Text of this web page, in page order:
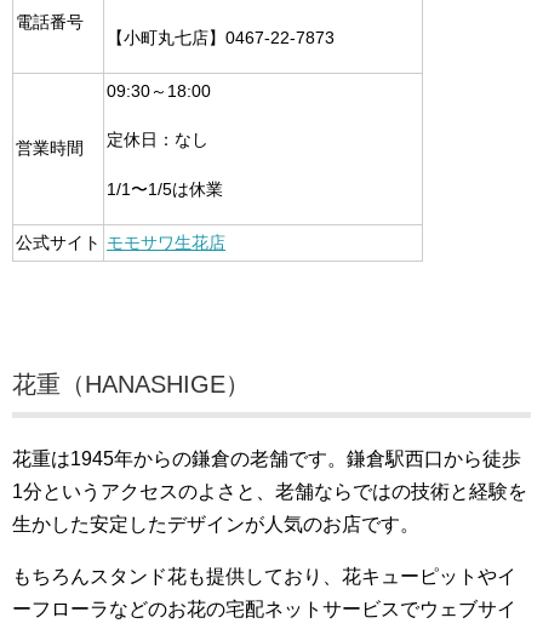
電話番号
【小町丸七店】0467-22-7873
営業時間
09:30～18:00
定休日：なし
1/1〜1/5は休業
公式サイト モモサワ生花店
花重（HANASHIGE）
花重は1945年からの鎌倉の老舗です。鎌倉駅西口から徒歩
1分というアクセスのよさと、老舗ならではの技術と経験を
生かした安定したデザインが人気のお店です。
もちろんスタンド花も提供しており、花キューピットやイ
ーフローラなどのお花の宅配ネットサービスでウェブサイ